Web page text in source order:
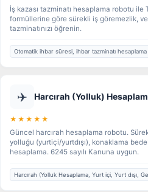
İş kazası tazminatı hesaplama robotu ile
formüllerine göre sürekli iş göremezlik,
tazminatınızı öğrenin.
Otomatik ihbar süresi, ihbar tazminatı hesaplama
✈️ Harcırah (Yolluk)
★★★★★
Güncel harcırah hesaplama robotu.
yolluğu (yurtiçi/yurtdışı), konaklama
hesaplama. 6245 sayılı Kanuna uygun.
Harcırah (Yolluk Hesaplama, Yurt içi, Yurt dışı,